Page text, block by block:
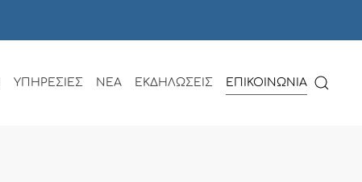
ΥΠΗΡΕΣΙΕΣ ΝΕΑ ΕΚΔΗΛΩΣΕΙΣ ΕΠΙΚΟΙΝΩΝΙΑ